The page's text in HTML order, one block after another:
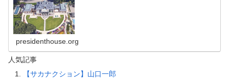
presidenthouse.org
人気記事
【サカナクション】山口一郎